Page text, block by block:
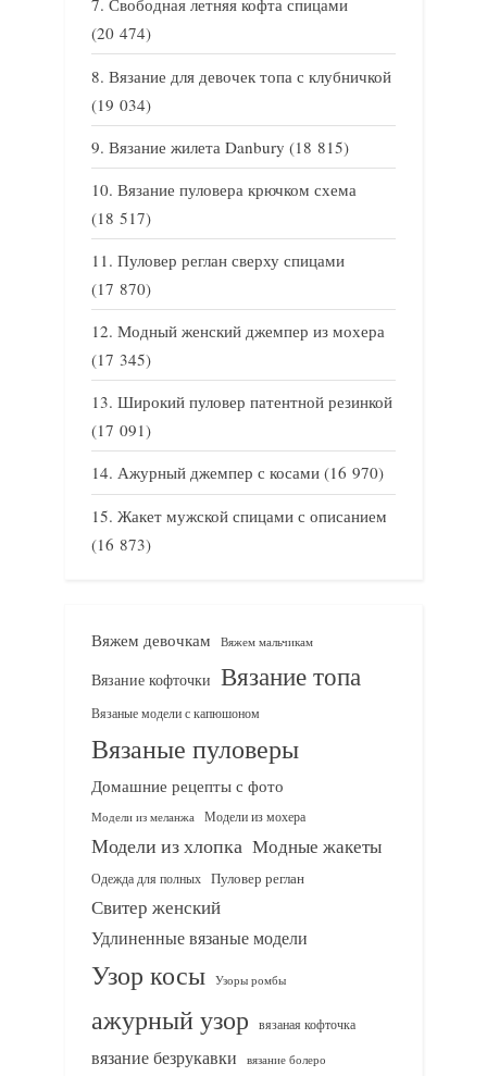
Свободная летняя кофта спицами
(20 474)
Вязание для девочек топа с клубничкой
(19 034)
Вязание жилета Danbury (18 815)
Вязание пуловера крючком схема
(18 517)
Пуловер реглан сверху спицами
(17 870)
Модный женский джемпер из мохера
(17 345)
Широкий пуловер патентной резинкой
(17 091)
Ажурный джемпер с косами (16 970)
Жакет мужской спицами с описанием
(16 873)
Вяжем девочкам Вяжем мальчикам
Вязание кофточки Вязание топа
Вязаные модели с капюшоном
Вязаные пуловеры
Домашние рецепты с фото
Модели из меланжа Модели из мохера
Модели из хлопка Модные жакеты
Одежда для полных Пуловер реглан
Свитер женский
Удлиненные вязаные модели
Узор косы Узоры ромбы
ажурный узор вязаная кофточка
вязание безрукавки вязание болеро